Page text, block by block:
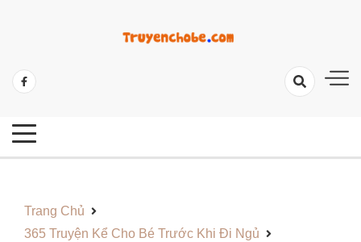
Những Câu Truyện Hay Cho Bé
Trang Chủ
365 Truyện Kể Cho Bé Trước Khi Đi Ngủ